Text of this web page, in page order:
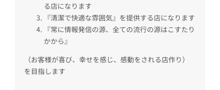
る店になります
『清潔で快適な雰囲気』を提供する店になります
『常に情報発信の源、全ての流行の源はこすたり
かから』
（お客様が喜び、幸せを感じ、感動をされる店作り）
を目指します